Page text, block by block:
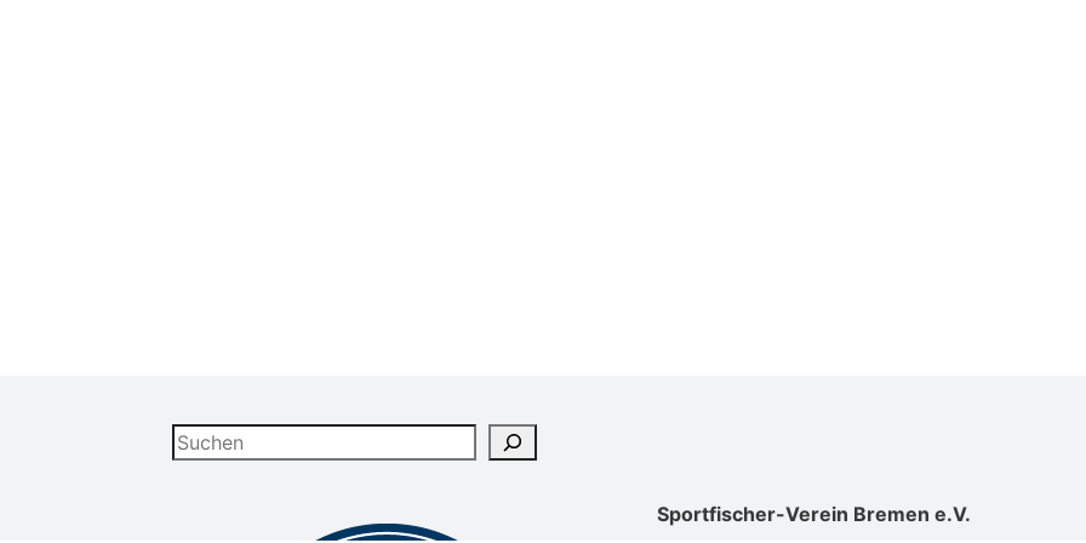
Sportfischer-Verein Bremen e.V.